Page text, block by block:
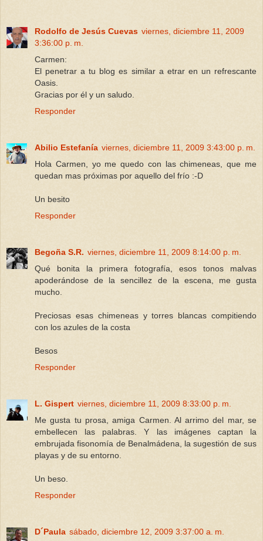
Rodolfo de Jesús Cuevas viernes, diciembre 11, 2009
3:36:00 p. m.
Carmen:
El penetrar a tu blog es similar a etrar en un refrescante
Oasis.
Gracias por él y un saludo.
Responder
Abilio Estefanía viernes, diciembre 11, 2009 3:43:00 p. m.
Hola Carmen, yo me quedo con las chimeneas, que me
quedan mas próximas por aquello del frío :-D
Un besito
Responder
Begoña S.R. viernes, diciembre 11, 2009 8:14:00 p. m.
Qué bonita la primera fotografía, esos tonos malvas
apoderándose de la sencillez de la escena, me gusta
mucho.
Preciosas esas chimeneas y torres blancas compitiendo
con los azules de la costa
Besos
Responder
L. Gispert viernes, diciembre 11, 2009 8:33:00 p. m.
Me gusta tu prosa, amiga Carmen. Al arrimo del mar, se
embellecen las palabras. Y las imágenes captan la
embrujada fisonomía de Benalmádena, la sugestión de sus
playas y de su entorno.
Un beso.
Responder
D´Paula sábado, diciembre 12, 2009 3:37:00 a. m.